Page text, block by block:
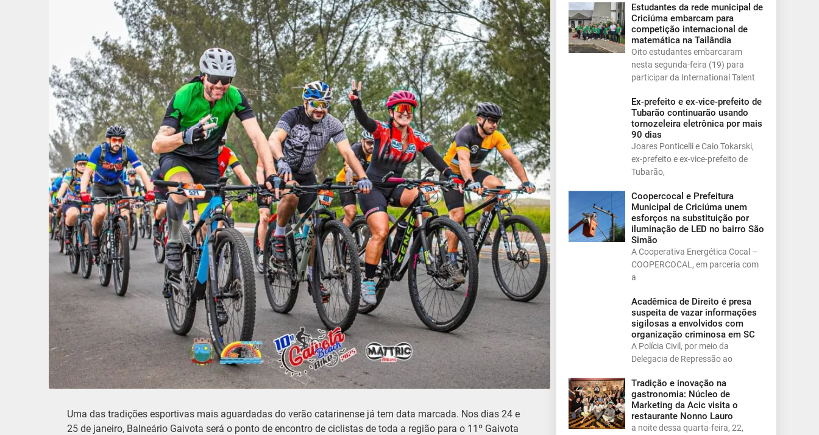
Uma das tradições esportivas mais aguardadas do verão catarinense já tem data marcada. Nos dias 24 e
25 de janeiro, Balneário Gaivota será o ponto de encontro de ciclistas de toda a região para o 11º Gaivota
Estudantes da rede municipal de
Criciúma embarcam para
competição internacional de
matemática na Tailândia
Oito estudantes embarcaram
nesta segunda-feira (19) para
participar da International Talent
Ex-prefeito e ex-vice-prefeito de
Tubarão continuarão usando
tornozeleira eletrônica por mais
90 dias
Joares Ponticelli e Caio Tokarski,
ex-prefeito e ex-vice-prefeito de
Tubarão,
Coopercocal e Prefeitura
Municipal de Criciúma unem
esforços na substituição por
iluminação de LED no bairro São
Simão
A Cooperativa Energética Cocal –
COOPERCOCAL, em parceria com
a
Acadêmica de Direito é presa
suspeita de vazar informações
sigilosas a envolvidos com
organização criminosa em SC
A Polícia Civil, por meio da
Delegacia de Repressão ao
Tradição e inovação na
gastronomia: Núcleo de
Marketing da Acic visita o
restaurante Nonno Lauro
a noite dessa quarta-feira, 22,